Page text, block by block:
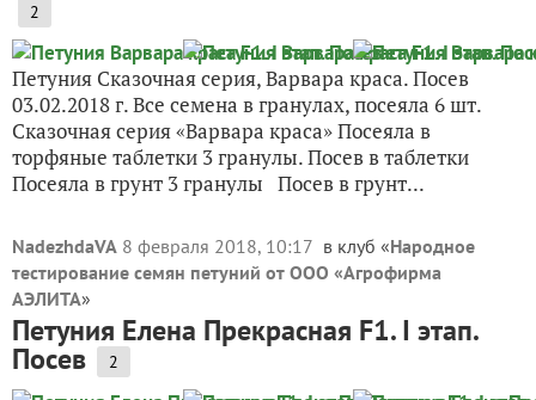
2
Петуния Сказочная серия, Варвара краса. Посев
03.02.2018 г. Все семена в гранулах, посеяла 6 шт.
Сказочная серия «Варвара краса» Посеяла в
торфяные таблетки 3 гранулы. Посев в таблетки
Посеяла в грунт 3 гранулы Посев в грунт...
NadezhdaVA 8 февраля 2018, 10:17 в клуб «Народное
тестирование семян петуний от ООО «Агрофирма
АЭЛИТА»
Петуния Елена Прекрасная F1. I этап.
Посев 2